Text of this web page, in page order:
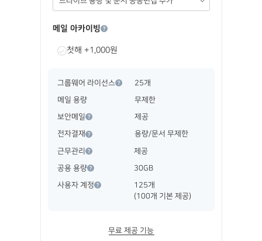
메일 아카이빙
첫해 +1,000원
그룹웨어 라이선스 25개
메일 용량 무제한
보안메일 제공
전자결재 용량/문서 무제한
근무관리 제공
공용 용량 30GB
사용자 계정
125개
(100개 기본 제공)
무료 제공 기능